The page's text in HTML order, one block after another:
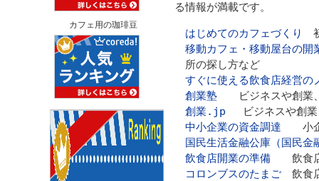
カフェ用の珈琲豆
る情報が満載です。
はじめてのカフェづくり
移動カフェ・移動屋台の開
所の探し方など
すぐに使える飲食店経営の
創業塾 ビジネスや創業
創業.jp ビジネスや創業
中小企業の資金調達 小企
国民生活金融公庫（国民金
飲食店開業の準備 飲食店
コロンブスのたまご 飲食